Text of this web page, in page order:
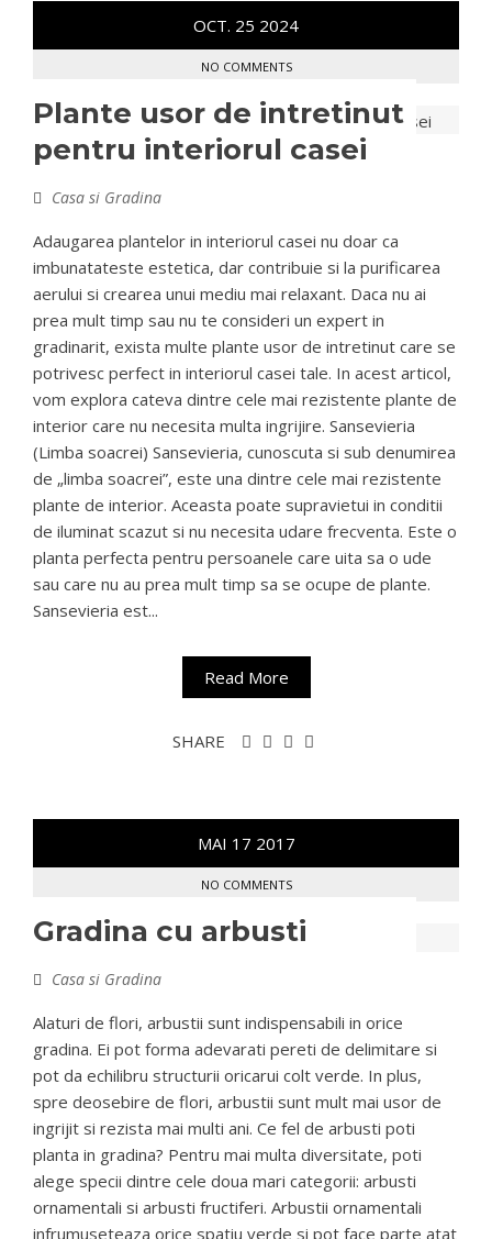
OCT. 25 2024
NO COMMENTS
Plante usor de intretinut
pentru interiorul casei
Casa si Gradina
Adaugarea plantelor in interiorul casei nu doar ca
imbunatateste estetica, dar contribuie si la purificarea
aerului si crearea unui mediu mai relaxant. Daca nu ai
prea mult timp sau nu te consideri un expert in
gradinarit, exista multe plante usor de intretinut care se
potrivesc perfect in interiorul casei tale. In acest articol,
vom explora cateva dintre cele mai rezistente plante de
interior care nu necesita multa ingrijire. Sansevieria
(Limba soacrei) Sansevieria, cunoscuta si sub denumirea
de „limba soacrei”, este una dintre cele mai rezistente
plante de interior. Aceasta poate supravietui in conditii
de iluminat scazut si nu necesita udare frecventa. Este o
planta perfecta pentru persoanele care uita sa o ude
sau care nu au prea mult timp sa se ocupe de plante.
Sansevieria est...
Read More
SHARE
MAI 17 2017
NO COMMENTS
Gradina cu arbusti
Casa si Gradina
Alaturi de flori, arbustii sunt indispensabili in orice
gradina. Ei pot forma adevarati pereti de delimitare si
pot da echilibru structurii oricarui colt verde. In plus,
spre deosebire de flori, arbustii sunt mult mai usor de
ingrijit si rezista mai multi ani. Ce fel de arbusti poti
planta in gradina? Pentru mai multa diversitate, poti
alege specii dintre cele doua mari categorii: arbusti
ornamentali si arbusti fructiferi. Arbustii ornamentali
infrumuseteaza orice spatiu verde si pot face parte atat